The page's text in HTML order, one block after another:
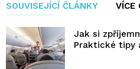
SOUVISEJÍCÍ ČLÁNKY VÍCE
Jak si
Praktické tipy